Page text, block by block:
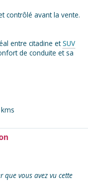
contrôlé avant la vente.
entre citadine etSUV
de conduite et sa
que vous avez vu cette